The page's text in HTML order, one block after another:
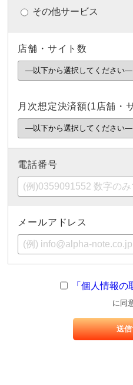
その他サービス
店舗・サイト数
月次想定決済額(1店舗・
電話番号
メールアドレス
「個人情報の
に同